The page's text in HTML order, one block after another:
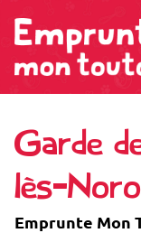
Garde
lès-
Emprunte Mon